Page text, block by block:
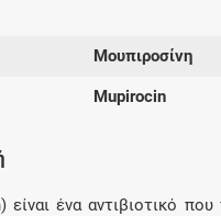
Μουπιροσίνη
Mupirocin
είναι ένα αντιβιοτικό